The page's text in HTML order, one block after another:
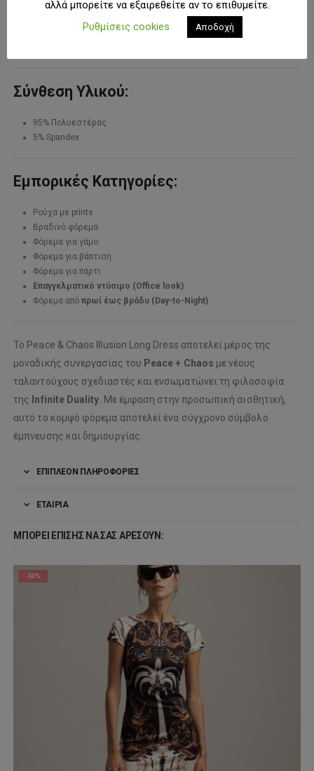
Ύψος: 177 εκ.
Μέση: 60 εκ.
Σύνθεση Υλικού:
95% Πολυεστέρας
5% Spandex
Εμπορικές Κατηγορίες:
Ρούχα με prints
Βραδινό φόρεμα
Φόρεμα για γάμο
Φόρεμα για βάπτιση
Φόρεμα για πάρτι
Επαγγελματικό ντύσιμο (Office look)
Φόρεμα από πρωί έως βράδυ (Day-to-Night)
Το Peace & Chaos Illusion Long Dress αποτελεί μέρος της
μοναδικής συνεργασίας του Peace + Chaos με νέους
ταλαντούχους σχεδιαστές και ενσωματώνει τη φιλοσοφία
της Infinite Duality . Με έμφαση στην προσωπική αισθητική,
αυτό το κομψό φόρεμα αποτελεί ένα σύγχρονο σύμβολο
έμπνευσης και δημιουργίας.
ΕΠΙΠΛΈΟΝ ΠΛΗΡΟΦΟΡΊΕΣ
ΕΤΑΙΡΊΑ
ΜΠΟΡΕΊ ΕΠΊΣΗΣ ΝΑ ΣΑΣ ΑΡΈΣΟΥΝ:
-50%
αλλά μπορείτε να εξαιρεθείτε αν το επιθυμείτε.
Ρυθμίσεις cookies
Αποδοχή